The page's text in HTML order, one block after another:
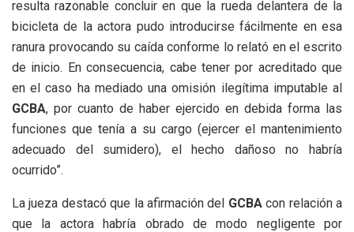
resulta razonable concluir en que la rueda delantera de la
bicicleta de la actora pudo introducirse fácilmente en esa
ranura provocando su caída conforme lo relató en el escrito
de inicio. En consecuencia, cabe tener por acreditado que
en el caso ha mediado una omisión ilegítima imputable al
GCBA, por cuanto de haber ejercido en debida forma las
funciones que tenía a su cargo (ejercer el mantenimiento
adecuado del sumidero), el hecho dañoso no habría
ocurrido”.
La jueza destacó que la afirmación del GCBAcon relación a
que la actora habría obrado de modo negligente por